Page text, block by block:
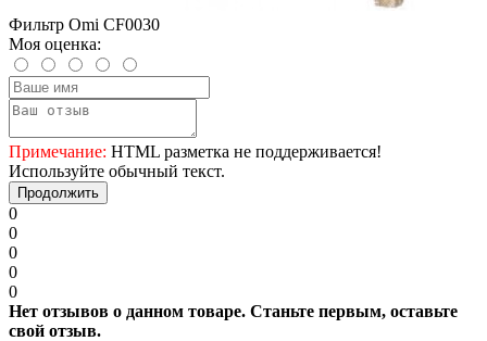
Фильтр Omi CF0030
Моя оценка:
Примечание: HTML разметка не поддерживается!
Используйте обычный текст.
Продолжить
0
0
0
0
0
Нет отзывов о данном товаре. Станьте первым, оставьте
свой отзыв.